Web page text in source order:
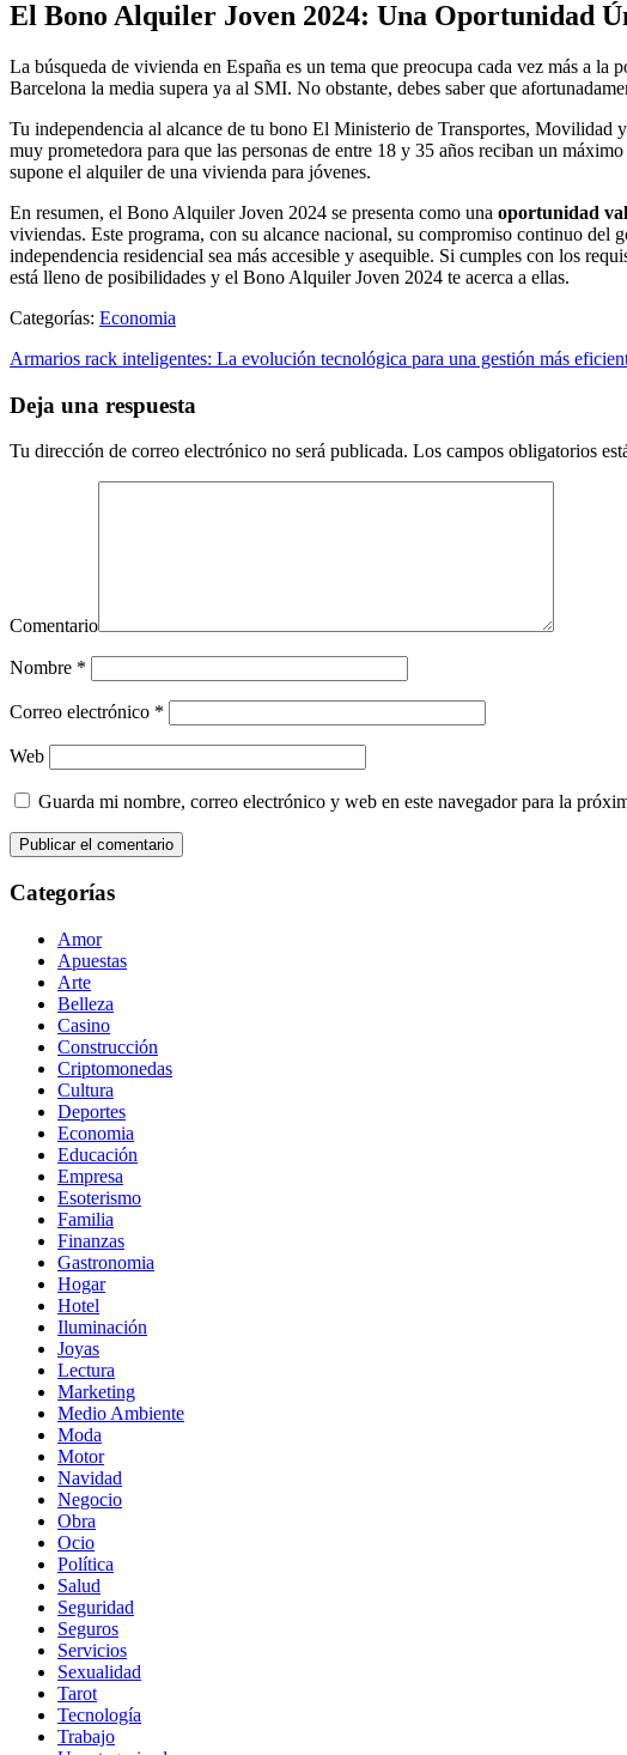
El Bono Alquiler Joven 2024: Una Oportunidad
La búsqueda de vivienda en España es un tema que preocupa cada vez más a
Barcelona la media supera ya al SMI. No obstante, debes saber que
Tu independencia al alcance de tu bono El Ministerio de Transportes,
muy prometedora para que las personas de entre 18 y 35 años reciban un
supone el alquiler de una vivienda para jóvenes.
En resumen, el Bono Alquiler Joven 2024 se presenta como una oportunidad
viviendas. Este programa, con su alcance nacional, su compromiso continuo del
independencia residencial sea más accesible y asequible. Si cumples con los
está lleno de posibilidades y el Bono Alquiler Joven 2024 te acerca a ellas.
Categorías: Economia
Armarios rack inteligentes: La evolución tecnológica para una gestión más
Deja una respuesta
Tu dirección de correo electrónico no será publicada. Los campos obligatorios
Comentario
Nombre *
Correo electrónico *
Web
Guarda mi nombre, correo electrónico y web en este navegador para la
Categorías
Amor
Apuestas
Arte
Belleza
Casino
Construcción
Criptomonedas
Cultura
Deportes
Economia
Educación
Empresa
Esoterismo
Familia
Finanzas
Gastronomia
Hogar
Hotel
Iluminación
Joyas
Lectura
Marketing
Medio Ambiente
Moda
Motor
Navidad
Negocio
Obra
Ocio
Política
Salud
Seguridad
Seguros
Servicios
Sexualidad
Tarot
Tecnología
Trabajo